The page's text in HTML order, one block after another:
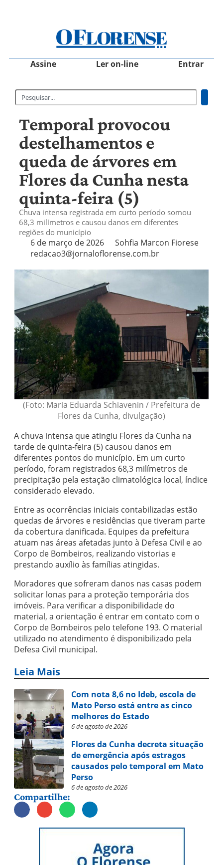
Assine Ler on-line Entrar
Temporal provocou
destelhamentos e
queda de árvores em
Flores da Cunha nesta
quinta-feira (5)
Chuva intensa registrada em curto período somou
68,3 milímetros e causou danos em diferentes
regiões do município
6 de março de 2026
Sohfia Marcon Fiorese
redacao3@jornaloflorense.com.br
(Foto: Maria Eduarda Schiavenin / Prefeitura de
Flores da Cunha, divulgação)
A chuva intensa que atingiu Flores da Cunha na
tarde de quinta-feira (5) causou danos em
diferentes pontos do município. Em um curto
período, foram registrados 68,3 milímetros de
precipitação pela estação climatológica local, índice
considerado elevado.
Entre as ocorrências iniciais contabilizadas estão
quedas de árvores e residências que tiveram parte
da cobertura danificada. Equipes da prefeitura
atuam nas áreas afetadas junto à Defesa Civil e ao
Corpo de Bombeiros, realizando vistorias e
prestando auxílio às famílias atingidas.
Moradores que sofreram danos nas casas podem
solicitar lonas para a proteção temporária dos
imóveis. Para verificar a disponibilidade do
material, a orientação é entrar em contato com o
Corpo de Bombeiros pelo telefone 193. O material
utilizado no atendimento é disponibilizado pela
Defesa Civil municipal.
Leia Mais
Com nota 8,6 no Ideb, escola de
Mato Perso está entre as cinco
melhores do Estado
6 de agosto de 2026
Flores da Cunha decreta situação
de emergência após estragos
causados pelo temporal em Mato
Perso
6 de agosto de 2026
Compartilhe: